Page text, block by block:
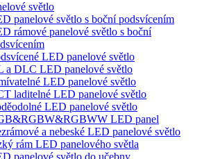
světlo
panelové světlo s boční podsvícením
rámové panelové světlo s boční
LED panelové světlo
a DLC LED panelové světlo
LED panelové světlo
laditelné LED panelové světlo
LED panelové světlo
LED panel
a nebeské LED panelové světlo
rám LED panelového světla
panelové světlo do učebny